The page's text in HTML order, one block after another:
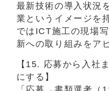
最新技術の導入状況
業というイメージを
ではICT施工の現場
新への取り組みをア
【15. 応募から入社
にする】